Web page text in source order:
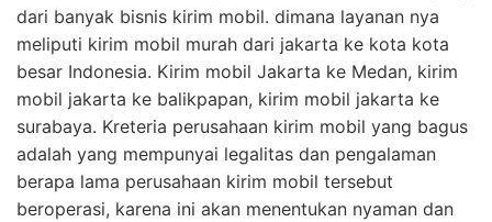
dari banyak bisnis kirim mobil. dimana layanan nya
meliputi kirim mobil murah dari jakarta ke kota kota
besar Indonesia. Kirim mobil Jakarta ke Medan, kirim
mobil jakarta ke balikpapan, kirim mobil jakarta ke
surabaya. Kreteria perusahaan kirim mobil yang bagus
adalah yang mempunyai legalitas dan pengalaman
berapa lama perusahaan kirim mobil tersebut
beroperasi, karena ini akan menentukan nyaman dan